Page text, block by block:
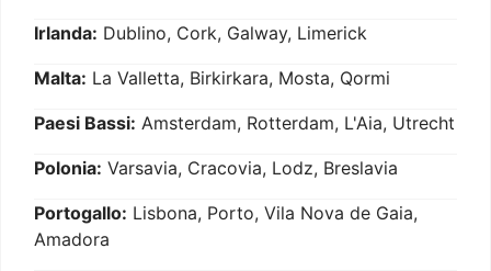
Irlanda: Dublino, Cork, Galway, Limerick
Malta: La Valletta, Birkirkara, Mosta, Qormi
Paesi Bassi: Amsterdam, Rotterdam, L'Aia, Utrecht
Polonia: Varsavia, Cracovia, Lodz, Breslavia
Portogallo: Lisbona, Porto, Vila Nova de Gaia,
Amadora